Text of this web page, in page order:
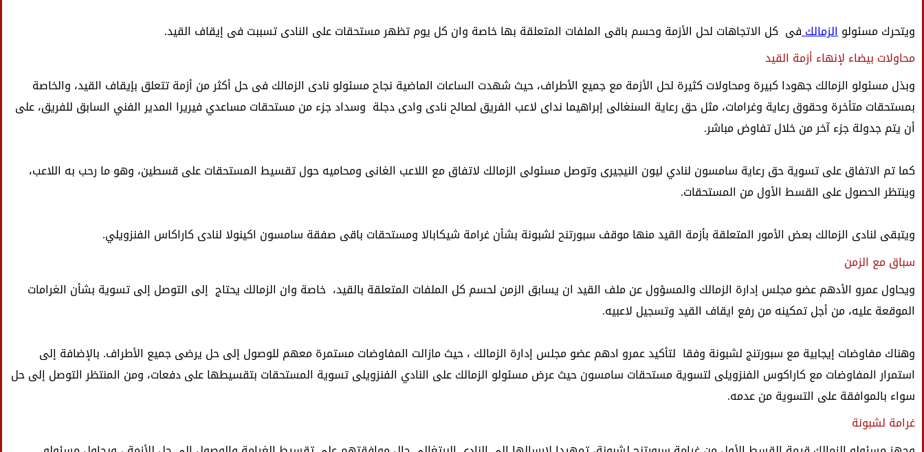
ويتحرك مسئولوالزمالكفى كل الاتجاهات لحل الأزمة وحسم باقى الملفات المتعلقة بها خاصة وان كل يوم تظهر مستحقات على النادى تسببت فى إيقاف القيد.
محاولات بيضاء لإنهاء أزمة القيد
وبذل مسئولو الزمالك جهودا كبيرة ومحاولات كثيرة لحل الأزمة مع جميع الأطراف، حيث شهدت الساعات الماضية نجاح مسئولو نادى الزمالك فى حل أكثر من أزمة تتعلق بإيقاف القيد، والخاصة
بمستحقات متأخرة وحقوق رعاية وغرامات، مثل حق رعاية السنغالى إبراهيما نداى لاعب الفريق لصالح نادى وادى دجلة وسداد جزء من مستحقات مساعدي فيريرا المدير الفني السابق للفريق، على
أن يتم جدولة جزء آخر من خلال تفاوض مباشر.
كما تم الاتفاق على تسوية حق رعاية سامسون لنادي ليون النيجيرى وتوصل مسئولى الزمالك لاتفاق مع اللاعب الغانى ومحاميه حول تقسيط المستحقات على قسطين، وهو ما رحب به اللاعب،
وينتظر الحصول على القسط الأول من المستحقات.
ويتبقى لنادى الزمالك بعض الأمور المتعلقة بأزمة القيد منها موقف سبورتنح لشبونة بشأن غرامة شيكابالا ومستحقات باقى صفقة سامسون اكينولا لنادى كاراكاس الفنزويلي.
سباق مع الزمن
ويحاول عمرو الأدهم عضو مجلس إدارة الزمالك والمسؤول عن ملف القيد ان يسابق الزمن لحسم كل الملفات المتعلقة بالقيد، خاصة وان الزمالك يحتاج إلى التوصل إلى تسوية بشأن الغرامات
الموقعة عليه، من أجل تمكينه من رفع ايقاف القيد وتسجيل لاعبيه.
وهناك مفاوضات إيجابية مع سبورتنج لشبونة وفقا لتأكيد عمرو ادهم عضو مجلس إدارة الزمالك ، حيث مازالت المفاوضات مستمرة معهم للوصول إلى حل يرضى جميع الأطراف. بالإضافة إلى
استمرار المفاوضات مع كاراكوس الفنزويلى لتسوية مستحقات سامسون حيث عرض مسئولو الزمالك على النادي الفنزويلى تسوية المستحقات بتقسيطها على دفعات، ومن المنتظر التوصل إلى حل
سواء بالموافقة على التسوية من عدمه.
غرامة لشبونة